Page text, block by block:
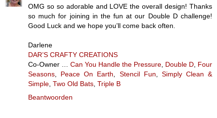
OMG so so adorable and LOVE the overall design! Thanks
so much for joining in the fun at our Double D challenge!
Good Luck and we hope you’ll come back often.
Darlene
DAR’S CRAFTY CREATIONS
Co-Owner … Can You Handle the Pressure Double D Four
Seasons
Peace On Earth Stencil Fun
Simply Clean &
Simple Two Old Bats Triple B
Beantwoorden